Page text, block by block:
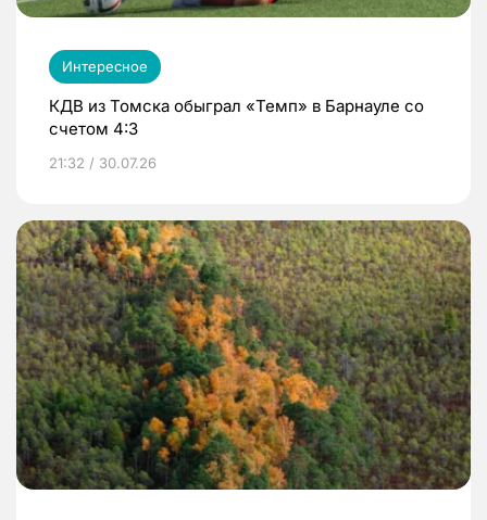
Интересное
КДВ из Томска обыграл «Темп» в Барнауле со
счетом 4:3
21:32 / 30.07.26